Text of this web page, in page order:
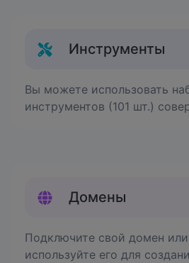
Инструменты
Вы можете использовать
инструментов (101 шт.)
Домены
Подключите свой домен
используйте его для